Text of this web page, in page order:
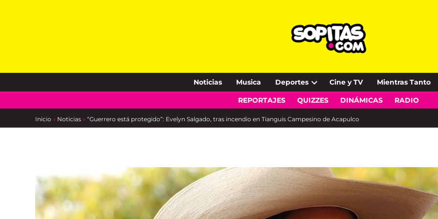
Noticias Musica Deportes
Open
dropdown
Cine y TV Mientras Tanto
REPORTAJES QUIZZES DINÁMICAS RADIO
Inicio » Noticias » “Guerrero está protegido”: Evelyn Salgado, tras incendio en Tianguis Campesino de Acapulco